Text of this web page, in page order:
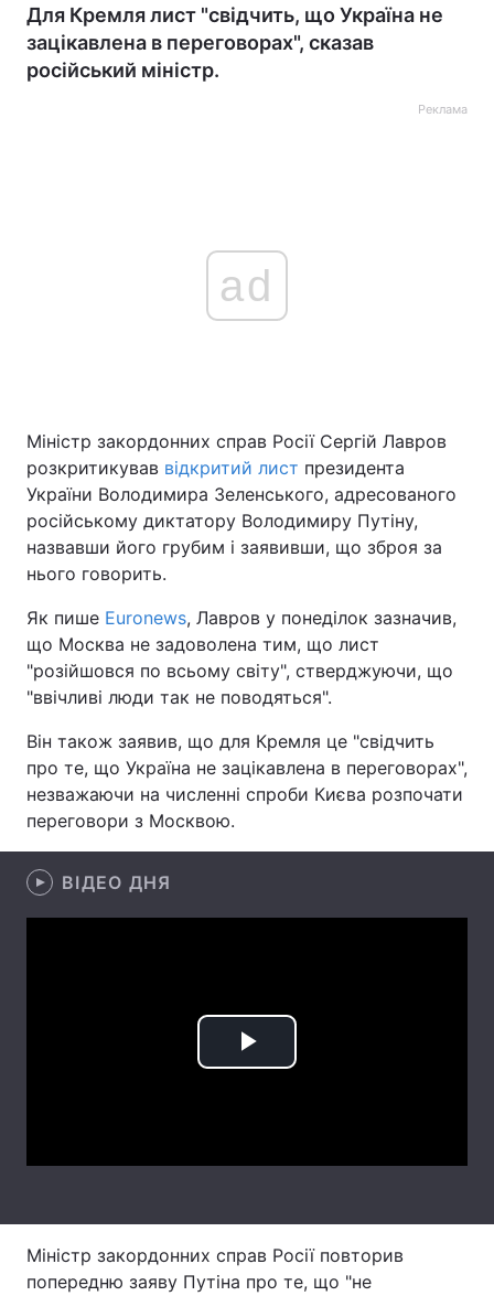
Україна Політика
Економіка Світ
Спорт
Техно і зв'язок Лайт
Зброя Інциденти
Туризм
Цікавинки Погода
Регіони
Лонгріди
Відео з Youtube Статті
Вакансії
Для Кремля лист "свідчить, що Україна не
зацікавлена в переговорах", сказав
російський міністр.
Реклама
ad
Міністр закордонних справ Росії Сергій Лавров
розкритикував відкритий лист президента
України Володимира Зеленського, адресованого
російському диктатору Володимиру Путіну,
назвавши його грубим і заявивши, що зброя за
нього говорить.
Як пише Еuronews, Лавров у понеділок зазначив,
що Москва не задоволена тим, що лист
"розійшовся по всьому світу", стверджуючи, що
"ввічливі люди так не поводяться".
Він також заявив, що для Кремля це "свідчить
про те, що Україна не зацікавлена в переговорах",
незважаючи на численні спроби Києва розпочати
переговори з Москвою.
ВІДЕО ДНЯ
Play
Міністр закордонних справ Росії повторив
попередню заяву Путіна про те, що "не